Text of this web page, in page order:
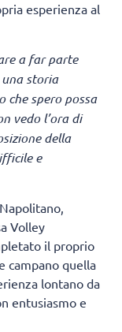
esperienza al
a far parte
storia
che spero possa
vedo l’ora di
della
e
Volley
il proprio
campano quella
lontano da
entusiasmo e